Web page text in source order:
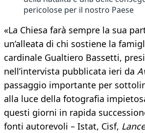
pericolose per il nostro Paese
«La Chiesa farà sempre la sua
un’alleata di chi sostiene la
cardinale Gualtiero Bassetti,
nell’intervista pubblicata ieri da
passaggio importante per
alla luce della fotografia
questi giorni in rapida
fonti autorevoli – Istat, Cisf,